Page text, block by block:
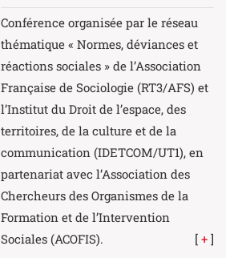
Conférence organisée par le réseau
thématique « Normes, déviances et
réactions sociales » de l’Association
Française de Sociologie (RT3/AFS) et
l’Institut du Droit de l’espace, des
territoires, de la culture et de la
communication (IDETCOM/UT1), en
partenariat avec l’Association des
Chercheurs des Organismes de la
Formation et de l’Intervention
Sociales (ACOFIS).
[ + ]